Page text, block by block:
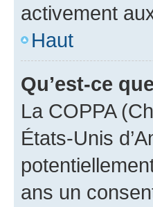
activement
Haut
Qu’est-ce
La COPPA
États-Unis
ans un